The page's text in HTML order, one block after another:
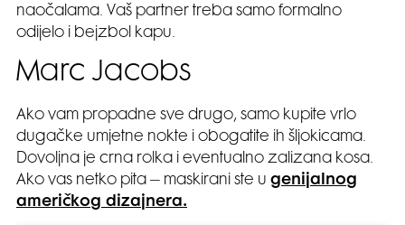
naočalama. Vaš partner treba samo formalno
odijelo i bejzbol kapu.
Marc Jacobs
Ako vam propadne sve drugo, samo kupite vrlo
dugačke umjetne nokte i obogatite ih šljokicama.
Dovoljna je crna rolka i eventualno zalizana kosa.
Ako vas netko pita – maskirani ste u genijalnog
američkog dizajnera.